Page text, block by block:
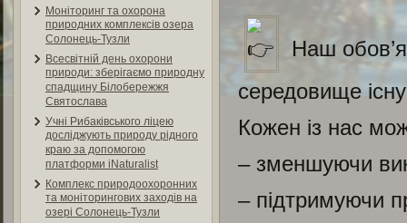
Моніторинг та охорона
природних комплексів озера
Солонець-Тузли
Всесвітній день охорони
природи: зберігаємо природну
спадщину Білобережжя
Святослава
Учні Рибаківського ліцею
досліджують природу рідного
краю за допомогою
платформи iNaturalist
Комплекс природоохоронних
та моніторингових заходів на
озері Солонець-Тузли
Наш
середовище
Кожен із нас
– зменшуючи
– підтримуючи